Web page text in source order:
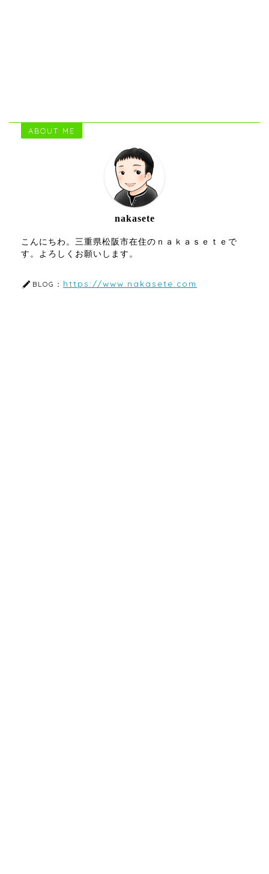
ABOUT ME
nakasete
こんにちわ。三重県松阪市在住のｎａｋａｓｅｔｅで
す。よろしくお願いします。
BLOG： https://www.nakasete.com